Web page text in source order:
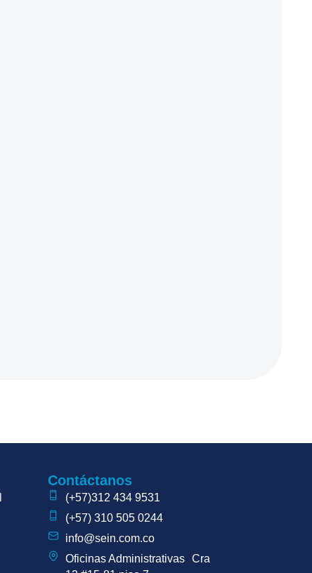
Contáctanos
(+57)312 434 9531
(+57) 310 505 0244
info@sein.com.co
Oficinas Administrativas Cra